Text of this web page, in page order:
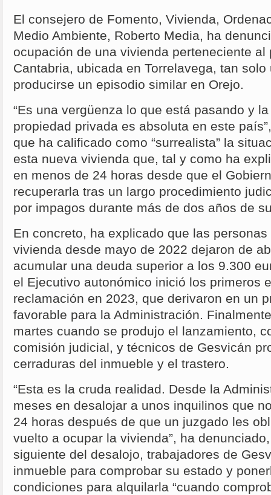
El consejero de Fomento, Vivienda,
Medio Ambiente, Roberto Media, ha
ocupación de una vivienda perteneciente al
Cantabria, ubicada en Torrelavega, tan
producirse un episodio similar en Orejo.
“Es una vergüenza lo que está pasando y
propiedad privada es absoluta en este
que ha calificado como “surrealista” la
esta nueva vivienda que, tal y como ha
en menos de 24 horas desde que el
recuperarla tras un largo procedimiento
por impagos durante más de dos años de
En concreto, ha explicado que las
vivienda desde mayo de 2022 dejaron de
acumular una deuda superior a los 9.300
el Ejecutivo autonómico inició los primeros
reclamación en 2023, que derivaron en un
favorable para la Administración.
martes cuando se produjo el lanzamiento,
comisión judicial, y técnicos de Gesvicán
cerraduras del inmueble y el trastero.
“Esta es la cruda realidad. Desde la
meses en desalojar a unos inquilinos que
24 horas después de que un juzgado les
vuelto a ocupar la vivienda”, ha
siguiente del desalojo, trabajadores de
inmueble para comprobar su estado y
condiciones para alquilarla “cuando